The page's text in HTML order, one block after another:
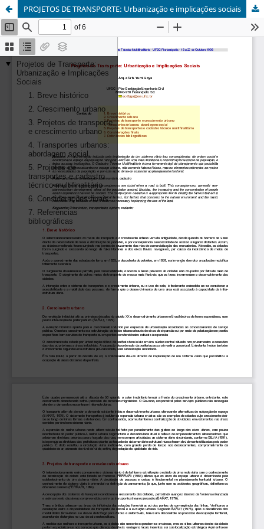
PROJETOS DE TRANSPORTE: Urbanização e implicações sociais